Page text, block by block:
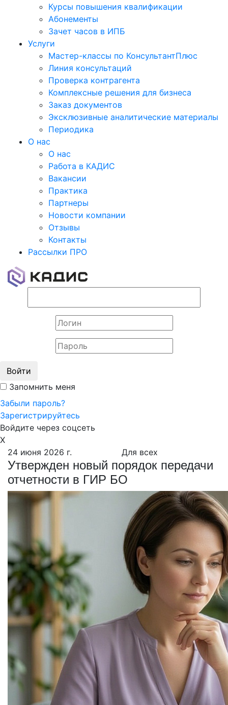
Курсы повышения квалификации
Абонементы
Зачет часов в ИПБ
Услуги
Мастер-классы по КонсультантПлюс
Линия консультаций
Проверка контрагента
Комплексные решения для бизнеса
Заказ документов
Эксклюзивные аналитические материалы
Периодика
О нас
О нас
Работа в КАДИС
Вакансии
Практика
Партнеры
Новости компании
Отзывы
Контакты
Рассылки ПРО
Войти
Запомнить меня
Забыли пароль?
Зарегистрируйтесь
Войдите через соцсеть
X
24 июня 2026 г.
Для всех
Утвержден новый порядок передачи
отчетности в ГИР БО